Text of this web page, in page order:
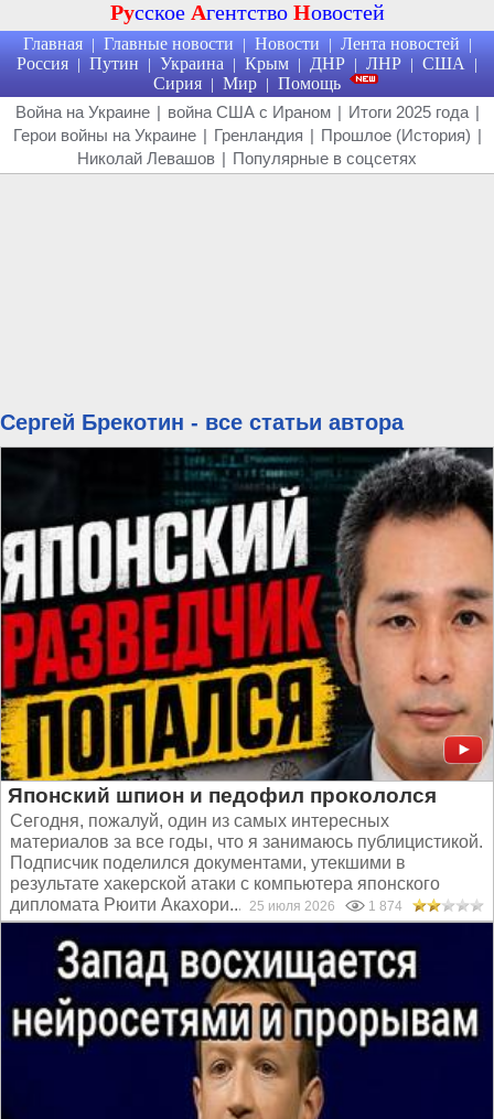
Русское Агентство Новостей
Главная | Главные новости | Новости | Лента новостей |
Россия | Путин | Украина | Крым | ДНР | ЛНР | США |
Сирия | Мир | Помощь
Война на Украине | война США с Ираном | Итоги 2025 года |
Герои войны на Украине | Гренландия | Прошлое (История) |
Николай Левашов | Популярные в соцсетях
Сергей Брекотин - все статьи автора
Японский шпион и педофил прокололся
Сегодня, пожалуй, один из самых интересных
материалов за все годы, что я занимаюсь публицистикой.
Подписчик поделился документами, утекшими в
результате хакерской атаки с компьютера японского
дипломата Рюити Акахори... 25 июля 2026 1 874